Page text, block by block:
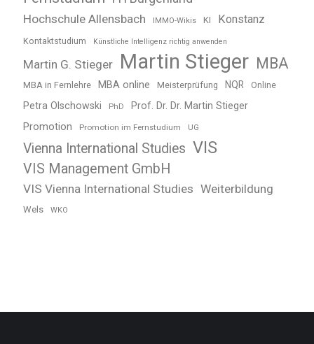
Hochschule Allensbach
IMMO-Wikis KI Konstanz
Kontaktstudium Künstliche Intelligenz richtig anwenden
Martin G. Stieger Martin Stieger MBA
MBA in Fernlehre MBA online Meisterprüfung NQR Online
Petra Olschowski PhD Prof. Dr. Dr. Martin Stieger
Promotion Promotion im Fernstudium UG
Vienna International Studies VIS
VIS Management GmbH
VIS Vienna International Studies Weiterbildung
Wels WKO